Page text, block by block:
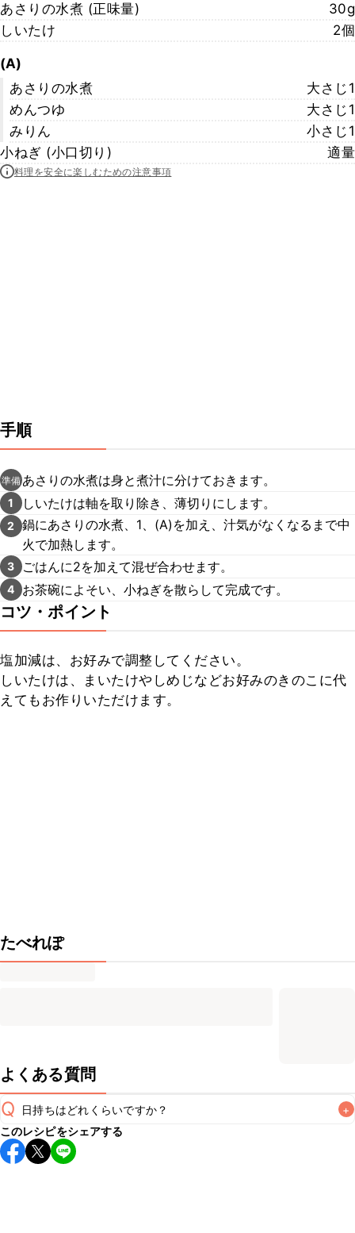
あさりの水煮 (正味量)
30g
しいたけ
2個
(A)
あさりの水煮
大さじ1
めんつゆ
大さじ1
みりん
小さじ1
小ねぎ (小口切り)
適量
料理を安全に楽しむための注意事項
手順
準備 あさりの水煮は身と煮汁に分けておきます。
1 しいたけは軸を取り除き、薄切りにします。
2
鍋にあさりの水煮、1、(A)を加え、汁気がなくなるまで中
火で加熱します。
3 ごはんに2を加えて混ぜ合わせます。
4 お茶碗によそい、小ねぎを散らして完成です。
コツ・ポイント
塩加減は、お好みで調整してください。
しいたけは、まいたけやしめじなどお好みのきのこに代
えてもお作りいただけます。
たべれぽ
よくある質問
Q 日持ちはどれくらいですか？ +
保存期間は冷蔵で当日中が目安です。なるべくお早めにお召
し上がりください。
このレシピをシェアする